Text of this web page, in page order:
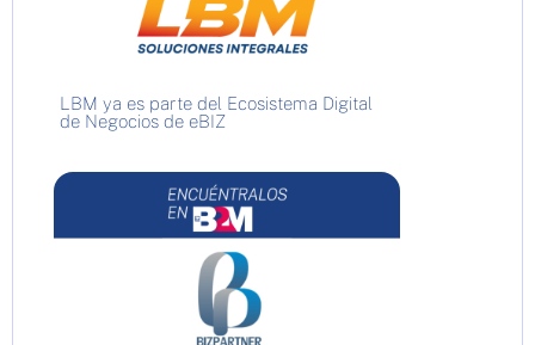
LBM ya es parte del Ecosistema Digital
de Negocios de eBIZ